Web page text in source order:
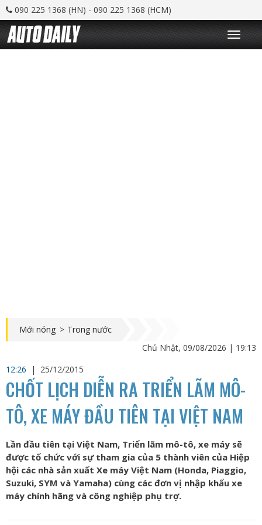
090 225 1368 (HN) - 090 225 1368 (HCM)
T
o
g
Mới nóng > Trong nước
Chủ Nhật, 09/08/2026 | 19:13
12:26
| 25/12/2015
CHỐT LỊCH DIỄN RA TRIỂN LÃM MÔ-
TÔ, XE MÁY ĐẦU TIÊN TẠI VIỆT NAM
Lần đầu tiên tại Việt Nam, Triển lãm mô-tô, xe máy sẽ
được tổ chức với sự tham gia của 5 thành viên của Hiệp
hội các nhà sản xuất Xe máy Việt Nam (Honda, Piaggio,
Suzuki, SYM và Yamaha) cùng các đơn vị nhập khẩu xe
máy chính hãng và công nghiệp phụ trợ.